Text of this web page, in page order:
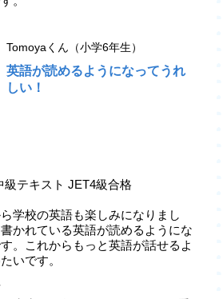
Tomoyaくん（小学6年生）
英語が読めるようになってうれ
しい！
級テキスト JET4級合格
学校の英語も楽しみになりまし
かれている英語が読めるようにな
。これからもっと英語が話せるよ
いです。